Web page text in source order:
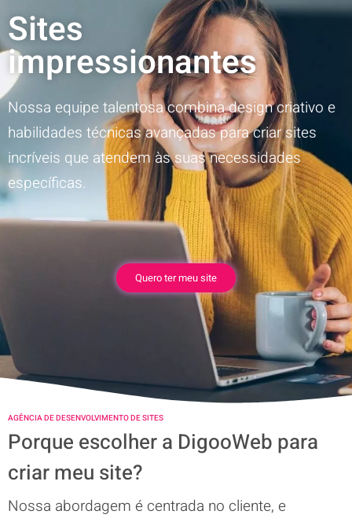
Sites
impressionantes
Nossa equipe talentosa combina design criativo e
habilidades técnicas avançadas para criar sites
incríveis que atendem às suas necessidades
específicas.
Quero ter meu site
AGÊNCIA DE DESENVOLVIMENTO DE SITES
Porque escolher a DigooWeb para
criar meu site?
Nossa abordagem é centrada no cliente, e